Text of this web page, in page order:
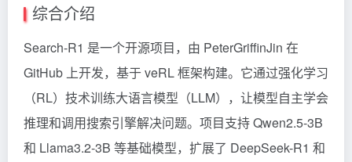
综合介绍
Search-R1 是一个开源项目，由 PeterGriffinJin 在
GitHub 上开发，基于 veRL 框架构建。它通过强化学习
（RL）技术训练大语言模型（LLM），让模型自主学会
推理和调用搜索引擎解决问题。项目支持 Qwen2.5-3B
和 Llama3.2-3B 等基础模型，扩展了 DeepSeek-R1 和